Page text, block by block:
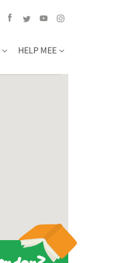
HELP MEE